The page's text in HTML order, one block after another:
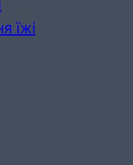
їжі